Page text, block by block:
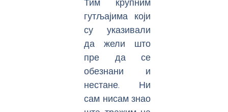
гутљајима који
су указивали
да жели што
пре да се
обезнани и
нестане. Ни
сам нисам знао